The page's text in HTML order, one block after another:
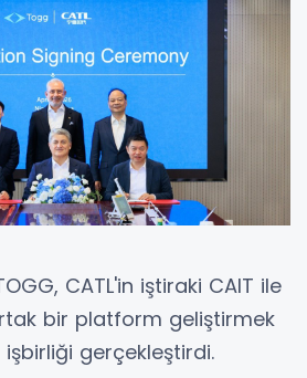
CATL'in iştiraki CAIT ile
bir platform geliştirmek
gerçekleştirdi.